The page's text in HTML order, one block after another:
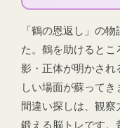
「鶴の恩返し」の
た。鶴を助けると
影・正体が明かされ
しい場面が蘇ってき
間違い探しは、観察
鍛える脳トレです。